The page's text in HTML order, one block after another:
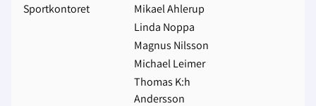
Sportkontoret
Mikael Ahlerup
Linda Noppa
Magnus Nilsson
Michael Leimer
Thomas K:h
Andersson